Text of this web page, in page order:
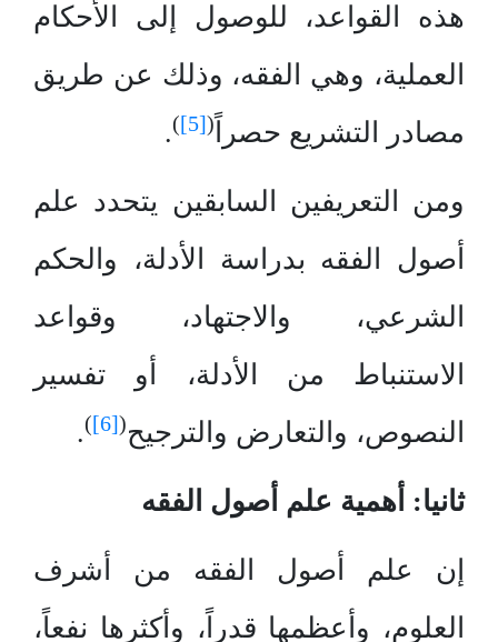
هذه القواعد، للوصول إلى الأحكام
العملية، وهي الفقه، وذلك عن طريق
مصادر التشريع حصراً
(
[5]
)
.
ومن التعريفين السابقين يتحدد علم
أصول الفقه بدراسة الأدلة، والحكم
الشرعي، والاجتهاد، وقواعد
الاستنباط من الأدلة، أو تفسير
النصوص، والتعارض والترجيح(
[6]
)
.
ثانيا: أهمية علم أصول الفقه
إن علم أصول الفقه من أشرف
العلوم، وأعظمها قدراً، وأكثرها نفعاً،